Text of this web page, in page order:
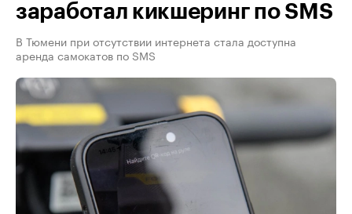
заработал кикшеринг по SMS
В Тюмени при отсутствии интернета стала доступна
аренда самокатов по SMS